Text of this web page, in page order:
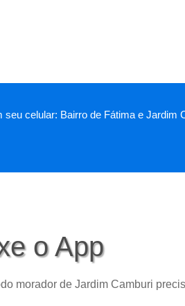
celular: Bairro de Fátima e Jardim
o App
morador de Jardim Camburi